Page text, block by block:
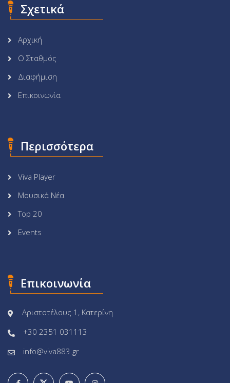
Σχετικά
Αρχική
Ο Σταθμός
Διαφήμιση
Επικοινωνία
Περισσότερα
Viva Player
Μουσικά Νέα
Top 20
Events
Επικοινωνία
Αριστοτέλους 1, Κατερίνη
+30 2351 031113
info@viva883.gr